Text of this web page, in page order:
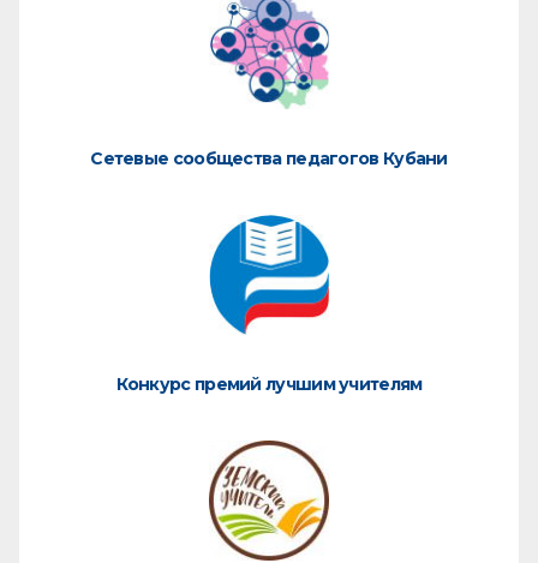
Сетевые сообщества педагогов Кубани
Конкурс премий лучшим учителям